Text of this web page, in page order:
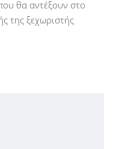
θα αντέξουν στο
της ξεχωριστής